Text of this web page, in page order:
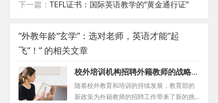
下一篇： TEFL证书：国际英语教学的“黄金通行证”
“外教年龄“玄学”：选对老师，英语才能“起
飞”！” 的相关文章
校外培训机构招聘外籍教师的战略指
南
随着校外教育和培训的持续发展，教育部的
新政策为外籍教师的招聘工作带来了新的挑